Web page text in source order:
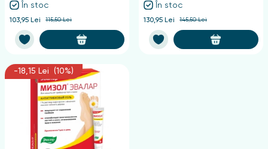
În stoc
103,95 Lei 115,50 Lei
În stoc
130,95 Lei 145,50 Lei
-18,15 Lei (10%)